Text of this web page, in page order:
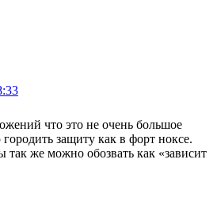
что это не очень большое
защиту как в форт ноксе.
так же можно обозвать как «зависит